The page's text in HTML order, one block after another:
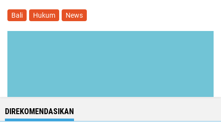
Bali Hukum News
DIREKOMENDASIKAN